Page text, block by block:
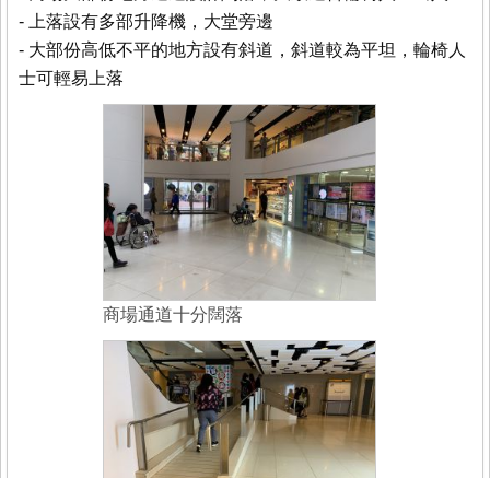
- 上落設有多部升降機，大堂旁邊
- 大部份高低不平的地方設有斜道，斜道較為平坦，輪椅人
士可輕易上落
商場通道十分闊落